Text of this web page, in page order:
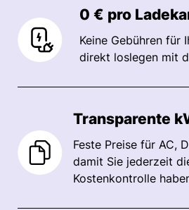
0 € pro
Keine Gebühren für
direkt loslegen mit
Transparente
Feste Preise für AC,
damit Sie jederzeit
Kostenkontrolle